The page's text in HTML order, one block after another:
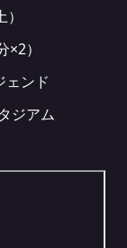
）
ェンド
ジアム